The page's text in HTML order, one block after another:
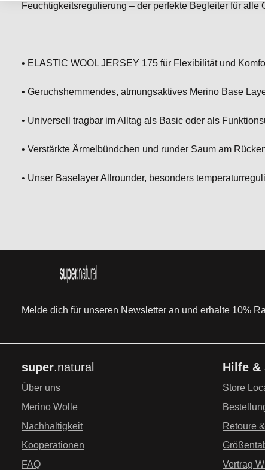
Feuchtigkeitsregulierung – der perfekte Begleiter für alle
• ELASTIC WOOL JERSEY 175 für Flexibilität und
• Geruchshemmendes, atmungsaktives Merino Base
• Universell tragbar im Alltag als Basic oder als
• Verstärkte Ärmelbündchen und runder Saum am
• Unser Baselayer Allrounder, besonders
Melde dich für unseren Newsletter an und erhalte 10%
super.natural
Über uns
Merino Wolle
Nachhaltigkeit
Kooperationen
FAQ
Hilfe &
Store
Retoure
Vertrag